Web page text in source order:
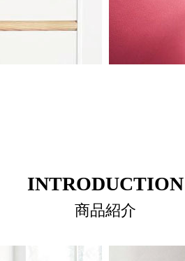
INTRODUCTION
商品紹介